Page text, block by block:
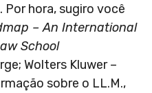
hora, sugiro você
– An International
School
Wolters Kluwer –
sobre o LL.M.,